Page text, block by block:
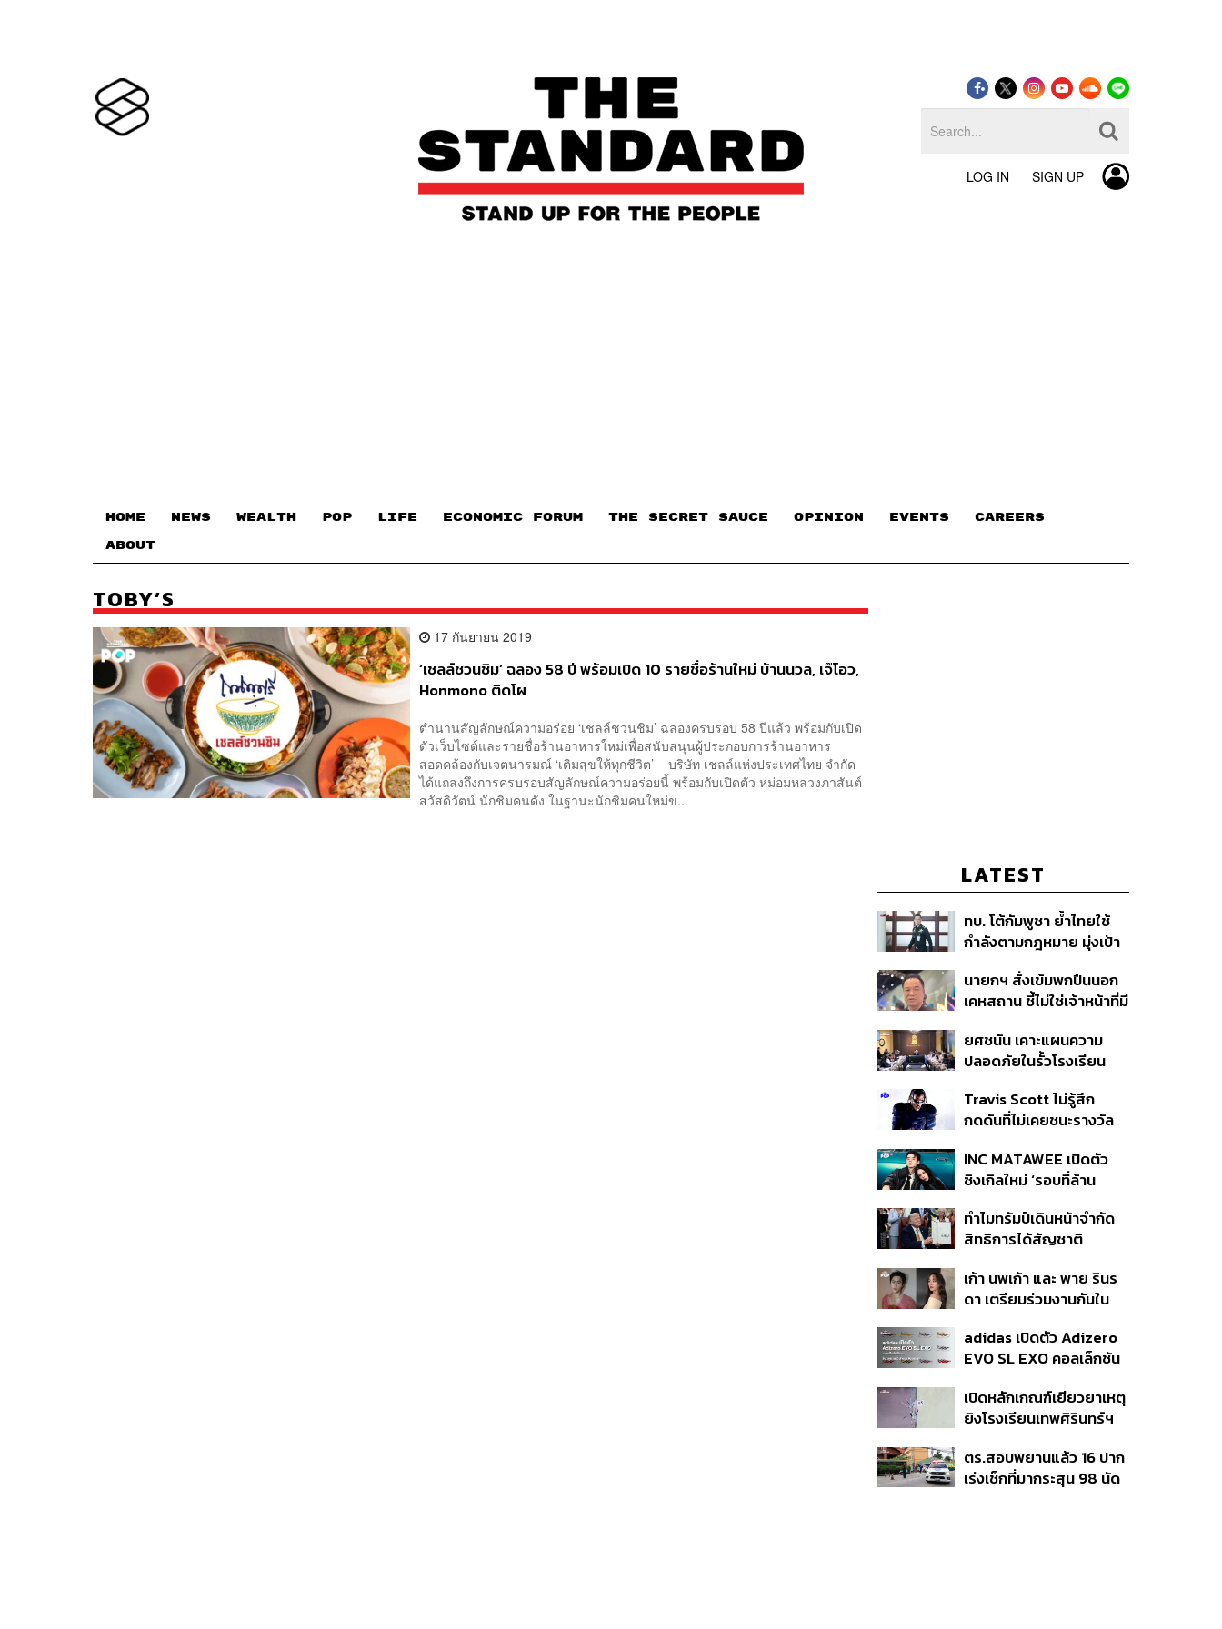
LOG IN SIGN UP
HOME NEWS WEALTH POP LIFE ECONOMIC FORUM THE SECRET SAUCE​ OPINION EVENTS CAREERS
ABOUT
TOBY’S
17 กันยายน 2019
‘เชลล์ชวนชิม’ ฉลอง 58 ปี พร้อมเปิด 10 รายชื่อร้านใหม่ บ้านนวล, เจ๊โอว,
Honmono ติดโผ
ตำนานสัญลักษณ์ความอร่อย ‘เชลล์ชวนชิม’ ฉลองครบรอบ 58 ปีแล้ว พร้อมกับเปิด
ตัวเว็บไซต์และรายชื่อร้านอาหารใหม่เพื่อสนับสนุนผู้ประกอบการร้านอาหาร
สอดคล้องกับเจตนารมณ์ ‘เติมสุขให้ทุกชีวิต’ บริษัท เชลล์แห่งประเทศไทย จำกัด
ได้แถลงถึงการครบรอบสัญลักษณ์ความอร่อยนี้ พร้อมกับเปิดตัว หม่อมหลวงภาสันต์
สวัสดิวัตน์ นักชิมคนดัง ในฐานะนักชิมคนใหม่ข...
LATEST
ทบ. โต้กัมพูชา ย้ำไทยใช้
กำลังตามกฎหมาย มุ่งเป้า
หายไทยไม่อาจลบด้วย
ข้อมูลบิดเบือน
นายกฯ สั่งเข้มพกปืนนอก
เคหสถาน ชี้ไม่ใช่เจ้าหน้าที่มี
ก่อเหตุ เจ้าของร่วมรับผิด
ยศชนัน เคาะแผนความ
ปลอดภัยในรั้วโรงเรียน
ดูแล-คุมเข้มคัดกรองสิ่ง
ผิดกฎหมาย
Travis Scott ไม่รู้สึก
กดดันที่ไม่เคยชนะรางวัล
แล้ว 10 ครั้ง
INC MATAWEE เปิดตัว
ซิงเกิลใหม่ ‘รอบที่ล้าน
มาแสดงในมิวสิกวิดีโอ
ทำไมทรัมป์เดินหน้าจำกัด
สิทธิการได้สัญชาติ
แม้ศาลสูงสุดเคยตัดสิน
คัดค้าน
เก้า นพเก้า และ พาย รินร
ดา เตรียมร่วมงานกันใน
Taste In Time’
adidas เปิดตัว Adizero
EVO SL EXO คอลเล็กชัน
Football
เปิดหลักเกณฑ์เยียวยาเหตุ
ยิงโรงเรียนเทพศิรินทร์ฯ
เจ็บสูงสุด 1 แสน เยียวยา
จิตใจ 5 ระดับ
ตร.สอบพยานแล้ว 16 ปาก
เร่งเช็กที่มากระสุน 98 นัด